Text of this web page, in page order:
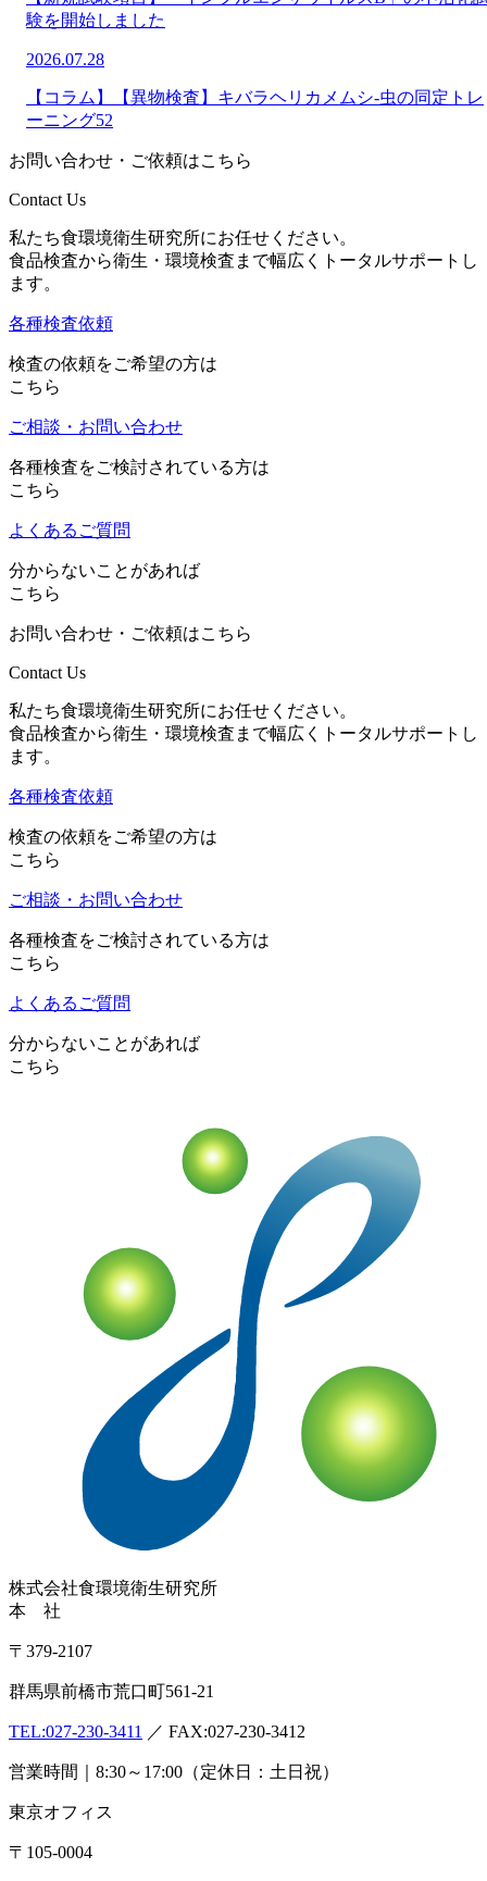
験を開始しました
2026.07.28
【コラム】【異物検査】キバラヘリカメムシ-虫の同定トレ
ーニング52
お問い合わせ・ご依頼はこちら
Contact Us
私たち食環境衛生研究所にお任せください。
食品検査から衛生・環境検査まで幅広くトータルサポートし
ます。
各種検査依頼
検査の依頼をご希望の方は
こちら
ご相談・お問い合わせ
各種検査をご検討されている方は
こちら
よくあるご質問
分からないことがあれば
こちら
お問い合わせ・ご依頼はこちら
Contact Us
私たち食環境衛生研究所にお任せください。
食品検査から衛生・環境検査まで幅広くトータルサポートし
ます。
各種検査依頼
検査の依頼をご希望の方は
こちら
ご相談・お問い合わせ
各種検査をご検討されている方は
こちら
よくあるご質問
分からないことがあれば
こちら
株式会社食環境衛生研究所
本 社
〒379-2107
群馬県前橋市荒口町561-21
TEL:027-230-3411 ／ FAX:027-230-3412
営業時間｜8:30～17:00（定休日：土日祝）
東京オフィス
〒105-0004